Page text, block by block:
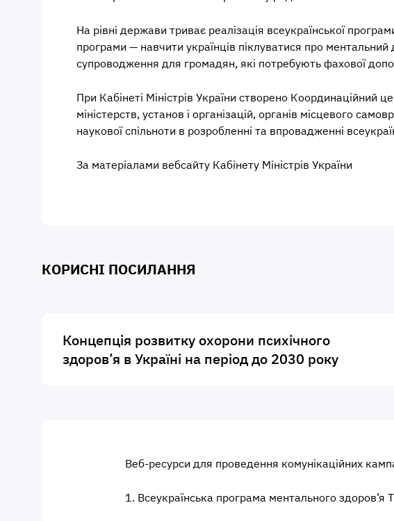
На рівні держави триває реалізація всеукраїнської
програми — навчити українців піклуватися про
супроводження для громадян, які потребують фахової
При Кабінеті Міністрів України створено Координаційний
міністерств, установ і організацій, органів місцевого
наукової спільноти в розробленні та впровадженні
За матеріалами вебсайту Кабінету Міністрів України
КОРИСНІ ПОСИЛАННЯ
Концепція розвитку охорони психічного
здоров’я в Україні на період до 2030 року
Веб-ресурси для проведення комунікаційних
1. Всеукраїнська програма ментального здоров’я